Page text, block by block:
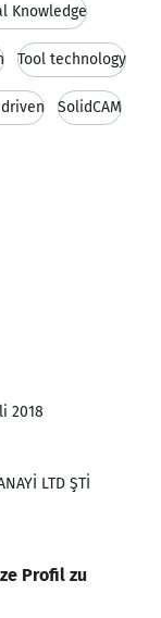
Knowledge
Tool technology
SolidCAM
2018
LTD ŞTİ
Profil zu